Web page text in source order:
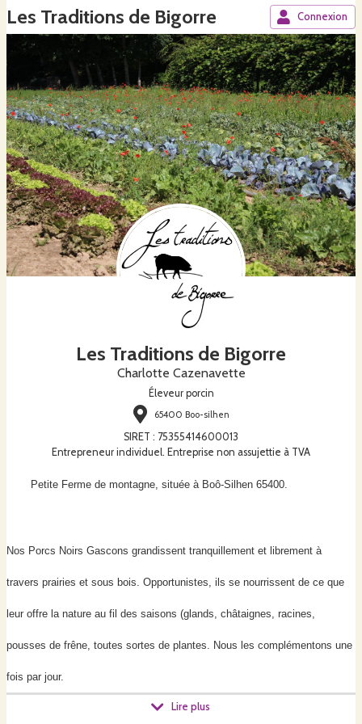
Les Traditions de Bigorre Connexion
Les Traditions de Bigorre
Charlotte Cazenavette
Éleveur porcin
65400 Boo-silhen
SIRET : 75355414600013
Entrepreneur individuel. Entreprise non assujettie à TVA
Petite Ferme de montagne, située à Boô-Silhen 65400.
Nos Porcs Noirs Gascons grandissent tranquillement et librement à
travers prairies et sous bois. Opportunistes, ils se nourrissent de ce que
leur offre la nature au fil des saisons (glands, châtaignes, racines,
pousses de frêne, toutes sortes de plantes. Nous les complémentons une
fois par jour.
Lire plus